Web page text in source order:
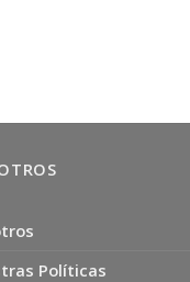
Políticas